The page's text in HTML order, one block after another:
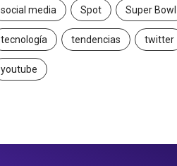
social media Spot Super Bowl
tecnología tendencias twitter
youtube